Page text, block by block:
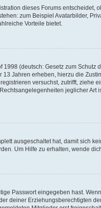
dieses Forums
zum Beispiel Avatarbilder,
Vorteile bietet.
(deutsch: Gesetz zum
Jahren erheben, hierzu die
versuchst, zutrifft,
jeglicher
ausgeschaltet hat, damit sich
Um Hilfe zu erhalten, wende
Passwort eingegeben hast.
deiner Erziehungsberechtigten